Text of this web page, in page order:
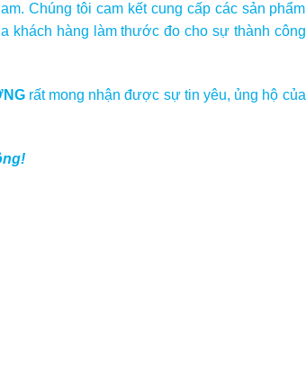
Chúng tôi cam kết cung cấp các sản phẩm
khách hàng làm thước đo cho sự thành công
rất mong nhận được sự tin yêu, ủng hộ của